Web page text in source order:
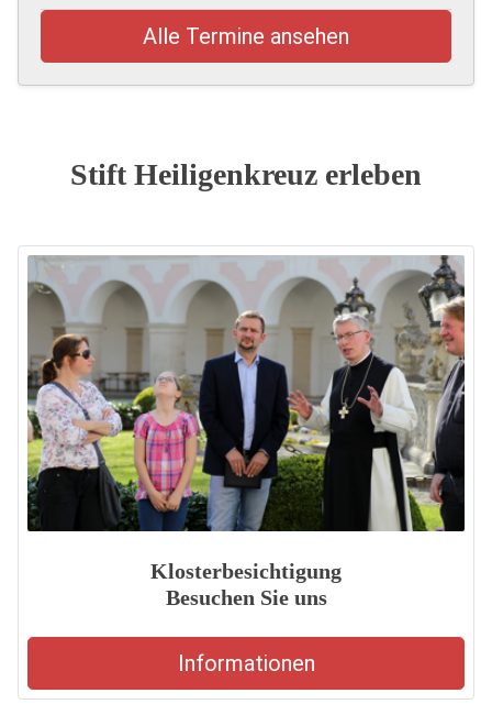
Alle Termine ansehen
Stift Heiligenkreuz erleben
Klosterbesichtigung
Besuchen Sie uns
Informationen